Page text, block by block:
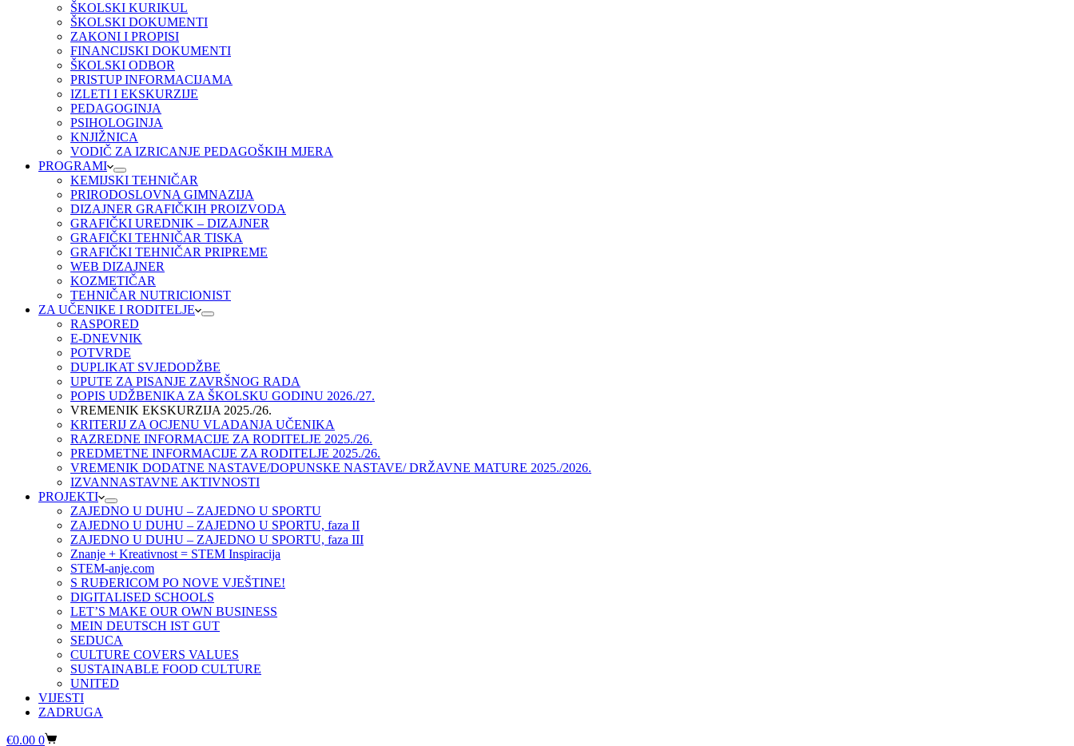
ŠKOLSKI KURIKUL
ŠKOLSKI DOKUMENTI
ZAKONI I PROPISI
FINANCIJSKI DOKUMENTI
ŠKOLSKI ODBOR
PRISTUP INFORMACIJAMA
IZLETI I EKSKURZIJE
PEDAGOGINJA
PSIHOLOGINJA
KNJIŽNICA
VODIČ ZA IZRICANJE PEDAGOŠKIH MJERA
PROGRAMI
KEMIJSKI TEHNIČAR
PRIRODOSLOVNA GIMNAZIJA
DIZAJNER GRAFIČKIH PROIZVODA
GRAFIČKI UREDNIK – DIZAJNER
GRAFIČKI TEHNIČAR TISKA
GRAFIČKI TEHNIČAR PRIPREME
WEB DIZAJNER
KOZMETIČAR
TEHNIČAR NUTRICIONIST
ZA UČENIKE I RODITELJE
RASPORED
E-DNEVNIK
POTVRDE
DUPLIKAT SVJEDODŽBE
UPUTE ZA PISANJE ZAVRŠNOG RADA
POPIS UDŽBENIKA ZA ŠKOLSKU GODINU 2026./27.
VREMENIK EKSKURZIJA 2025./26.
KRITERIJ ZA OCJENU VLADANJA UČENIKA
RAZREDNE INFORMACIJE ZA RODITELJE 2025./26.
PREDMETNE INFORMACIJE ZA RODITELJE 2025./26.
VREMENIK DODATNE NASTAVE/DOPUNSKE NASTAVE/ DRŽAVNE MATURE 2025./2026.
IZVANNASTAVNE AKTIVNOSTI
PROJEKTI
ZAJEDNO U DUHU – ZAJEDNO U SPORTU
ZAJEDNO U DUHU – ZAJEDNO U SPORTU, faza II
ZAJEDNO U DUHU – ZAJEDNO U SPORTU, faza III
Znanje + Kreativnost = STEM Inspiracija
STEM-anje.com
S RUĐERICOM PO NOVE VJEŠTINE!
DIGITALISED SCHOOLS
LET’S MAKE OUR OWN BUSINESS
MEIN DEUTSCH IST GUT
SEDUCA
CULTURE COVERS VALUES
SUSTAINABLE FOOD CULTURE
UNITED
VIJESTI
ZADRUGA
Košarica
€0.00 0